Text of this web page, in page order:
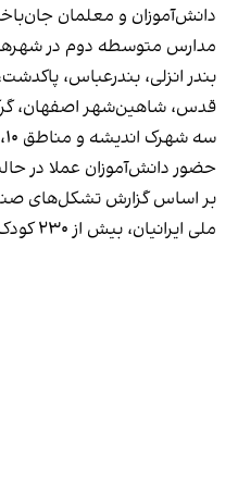
مدارس متوسطه دوم در
بندر انزلی، بندرعباس،
قدس، شاهین‌شهر اصفهان،
حضور دانش‌آموزان عملا در
بر اساس گزارش تشکل‌های
ملی ایرانیان، بیش از ۲۳۰ کودک و نوجوان کشته شده‌اند.